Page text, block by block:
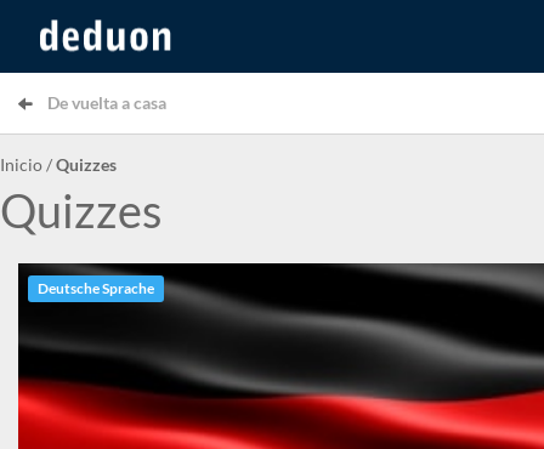
De vuelta a casa
Inicio/Quizzes
Quizzes
Deutsche Sprache